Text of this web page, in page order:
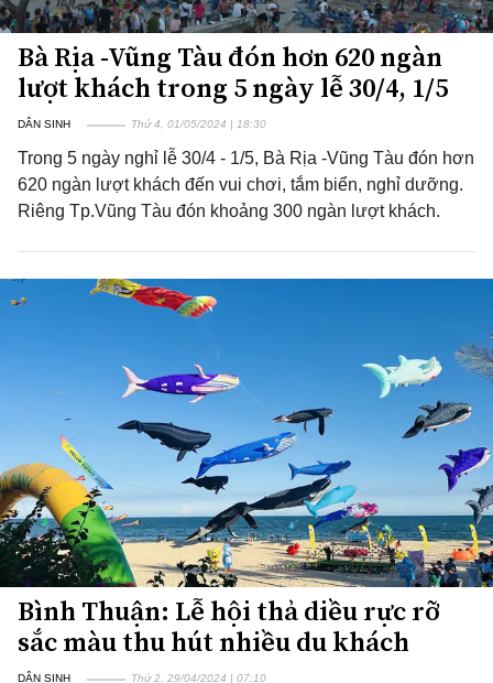
Bà Rịa -Vũng Tàu đón hơn 620 ngàn
lượt khách trong 5 ngày lễ 30/4, 1/5
DÂN SINH Thứ 4, 01/05/2024 | 18:30
Trong 5 ngày nghỉ lễ 30/4 - 1/5, Bà Rịa -Vũng Tàu đón hơn
620 ngàn lượt khách đến vui chơi, tắm biển, nghỉ dưỡng.
Riêng Tp.Vũng Tàu đón khoảng 300 ngàn lượt khách.
Bình Thuận: Lễ hội thả diều rực rỡ
sắc màu thu hút nhiều du khách
DÂN SINH Thứ 2, 29/04/2024 | 07:10